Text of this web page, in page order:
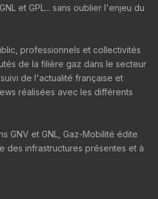
et GPL... sans oublier l'enjeu du
professionnels et collectivités
de la filière gaz dans le secteur
de l'actualité française et
réalisées avec les différents
GNV et GNL, Gaz-Mobilité édite
des infrastructures présentes et à